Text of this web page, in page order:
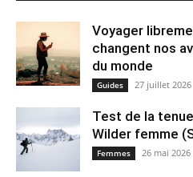
Voyager
changent nos
du monde
Guides 27 juillet 2026
Test de la
Wilder femme
Femmes 26 mai 2026